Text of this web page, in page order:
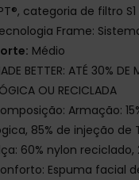
categoria de filtro S1
Frame:
Médio
BETTER: ATÉ 30% DE
OU RECICLADA
Armação:
85% de injeção de
60% nylon
Espuma facial